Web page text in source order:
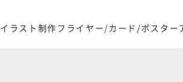
イラスト制作 フライヤー/カード/ポスター